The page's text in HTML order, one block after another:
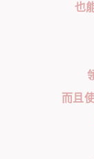
也
而且